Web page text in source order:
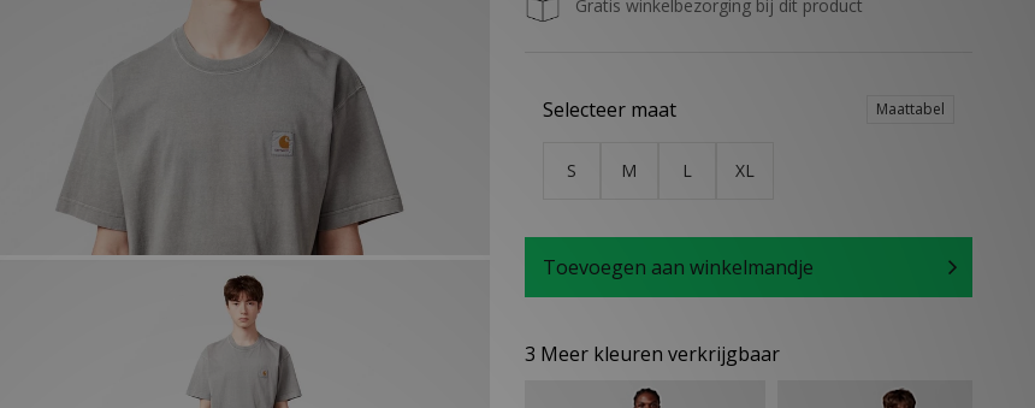
Gratis winkelbezorging bij dit product
Selecteer maat Maattabel
S M L XL
Toevoegen aan winkelmandje
3 Meer kleuren verkrijgbaar